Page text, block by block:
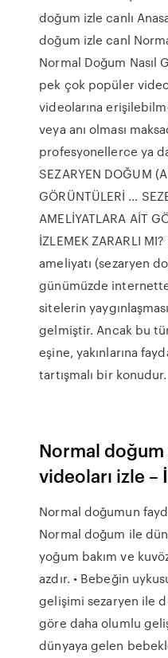
doğum izle canlı
doğum izle canl
Normal Doğum
pek çok popüler
videolarına
veya anı olması
profesyonellerce ya
SEZARYEN DOĞUM
GÖRÜNTÜLERİ …
AMELİYATLARA AİT
İZLEMEK ZARARLI
ameliyatı (sezaryen
günümüzde
sitelerin
gelmiştir. Ancak bu
eşine, yakınlarına
tartışmalı bir konudur.
Normal
videoları izle –
Normal doğumun
Normal doğum ile
yoğum bakım ve
azdır. • Bebeğin
gelişimi sezaryen ile
göre daha olumlu
dünyaya gelen